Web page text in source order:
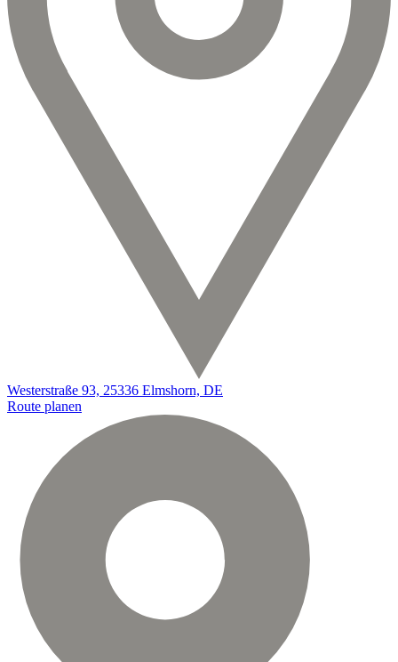
Westerstraße 93, 25336 Elmshorn, DE
Route planen